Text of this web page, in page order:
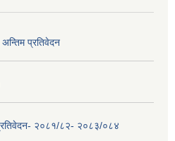
प्रतिवेदन
२०८१/८२- २०८३/०८४